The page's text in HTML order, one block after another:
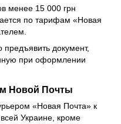
менее 15 000 грн
по тарифам «Новая
документ,
при оформлении
Новой Почты
«Новая Почта» к
Украине, кроме